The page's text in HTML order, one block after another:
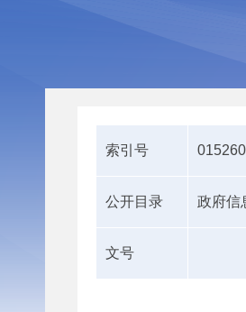
索引号
公开目录 政府信
文号